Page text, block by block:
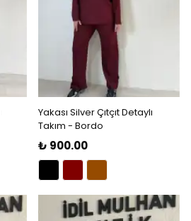
Yakası Silver Çıtçıt Detaylı
Takım - Bordo
₺ 900.00